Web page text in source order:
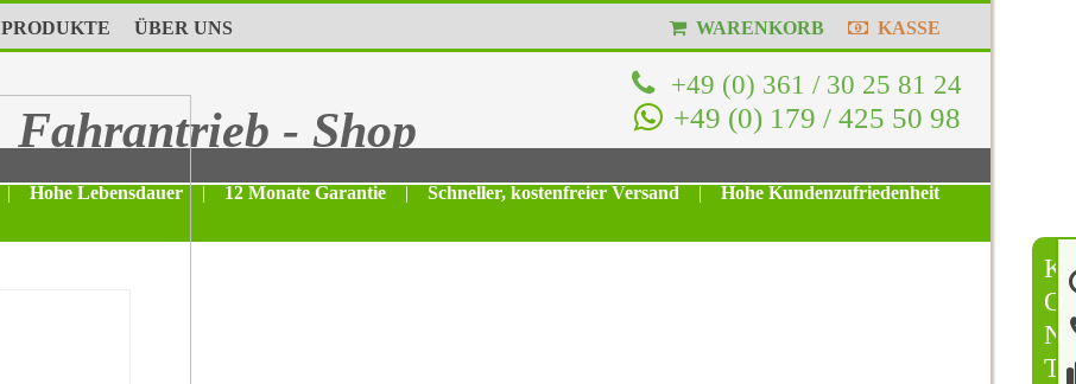
K
O
N
T
PRODUKTE
ÜBER UNS
WARENKORB KASSE
+49 (0) 361 / 30 25 81 24
+49 (0) 179 / 425 50 98
Fahrantrieb - Shop
| Hohe Lebensdauer | 12 Monate Garantie | Schneller, kostenfreier Versand |
Hohe Kundenzufriedenheit